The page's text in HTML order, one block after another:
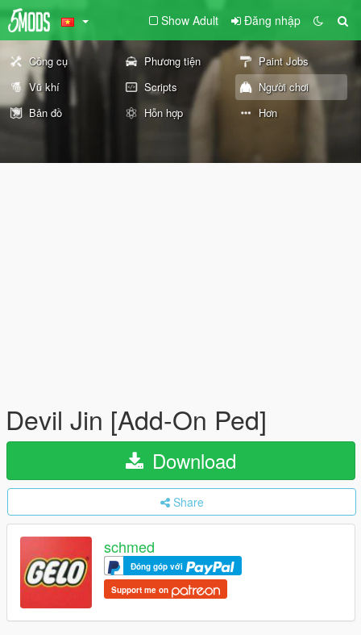
Show Adult Đăng nhập
Công cụ Phương tiện
Paint Jobs
Vũ khí
Scripts
Người chơi
Bản đồ
Hỗn hợp Hơn
Devil Jin [Add-On Ped]
Download
Share
schmed
Đóng góp với
Support me on